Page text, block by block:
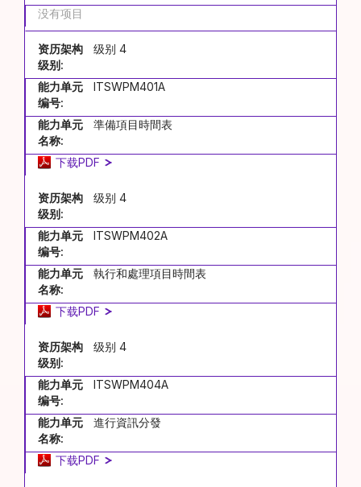
没有项目
资历架构
级别:
级别 4
能力单元
编号:
ITSWPM401A
能力单元
名称:
準備項目時間表
下载PDF
资历架构
级别:
级别 4
能力单元
编号:
ITSWPM402A
能力单元
名称:
執行和處理項目時間表
下载PDF
资历架构
级别:
级别 4
能力单元
编号:
ITSWPM404A
能力单元
名称:
進行資訊分發
下载PDF